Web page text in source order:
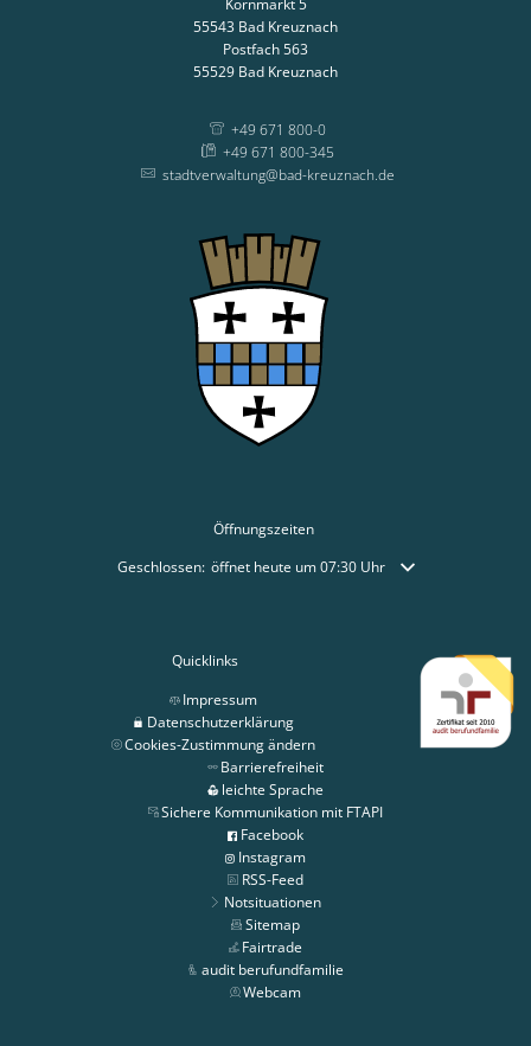
Kornmarkt 5
55543 Bad Kreuznach
Postfach 563
55529 Bad Kreuznach
+49 671 800-0
+49 671 800-345
stadtverwaltung@bad-kreuznach.de
Öffnungszeiten
Klicken, um weitere Öffnungs- oder Schließzeiten
Geschlossen: öffnet heute um 07:30 Uhr
Quicklinks
Impressum
Datenschutzerklärung
Cookies-Zustimmung ändern
Barrierefreiheit
leichte Sprache
Sichere Kommunikation mit FTAPI
Facebook
Instagram
RSS-Feed
Notsituationen
Sitemap
Fairtrade
audit berufundfamilie
Webcam